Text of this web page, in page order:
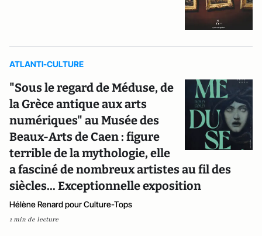
ATLANTI-CULTURE
"Sous le regard de Méduse, de
la Grèce antique aux arts
numériques" au Musée des
Beaux-Arts de Caen : figure
terrible de la mythologie, elle
a fasciné de nombreux artistes au fil des
siècles... Exceptionnelle exposition
Hélène Renard pour Culture-Tops
1 min de lecture